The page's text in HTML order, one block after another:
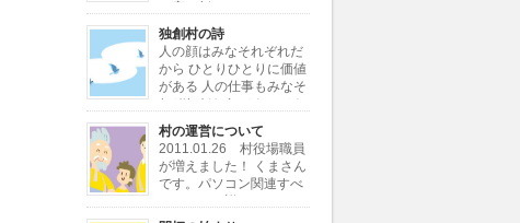
ィーの創造」 私たちが行う仕事は
「大切なものを独創すること」 「独
創を加えて大切なものに変えること」
私たちが考える大切なもの […]
独創村の詩
人の顔はみなそれぞれだ
から ひとりひとりに価値
がある 人の仕事もみなそ
れぞれだから ひとつひと
つに価値がある 同じ顔とか同じ仕事
じゃ 自分が何かわからない 独創村で
もういちど とり戻したい大切な価値
ひとりひとりと ひと […]
村の運営について
2011.01.26 村役場職員
が増えました！ くまさん
です。パソコン関連すべ
てにとても詳しいです
よ。よろしく！